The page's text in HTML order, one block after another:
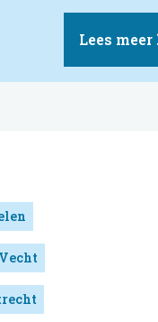
Lees meer